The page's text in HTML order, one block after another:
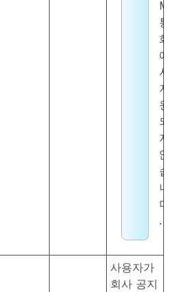
M
통
화
에
서
지
원
되
지
않
습
니
다
.
사용자가
회사 공지